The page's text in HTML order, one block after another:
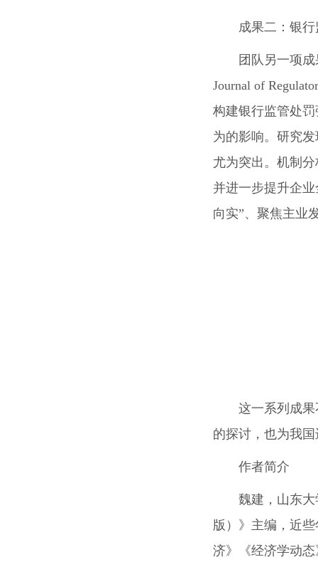
成果二：银
团队另一项成
Journal of
构建银行监管处
为的影响。研究
尤为突出。机制
并进一步提升企
向实”、聚焦主业
这一系列成
的探讨，也为我
作者简介
魏建，山东
版）》主编，近
济》《经济学动态